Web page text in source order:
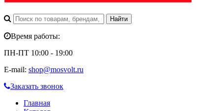
Время работы:
ПН-ПТ 10:00 - 19:00
E-mail: shop@mosvolt.ru
Заказать звонок
Главная